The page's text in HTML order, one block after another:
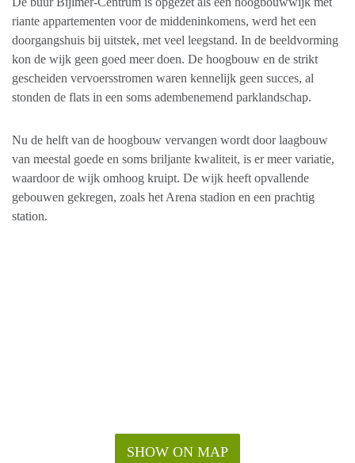
riante appartementen voor de middeninkomens, werd het een
doorgangshuis bij uitstek, met veel leegstand. In de beeldvorming
kon de wijk geen goed meer doen. De hoogbouw en de strikt
gescheiden vervoersstromen waren kennelijk geen succes, al
stonden de flats in een soms adembenemend parklandschap.
Nu de helft van de hoogbouw vervangen wordt door laagbouw
van meestal goede en soms briljante kwaliteit, is er meer variatie,
waardoor de wijk omhoog kruipt. De wijk heeft opvallende
gebouwen gekregen, zoals het Arena stadion en een prachtig
station.
SHOW ON MAP